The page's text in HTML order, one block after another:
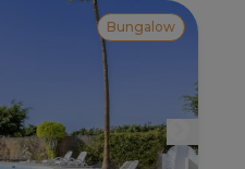
Bungalow